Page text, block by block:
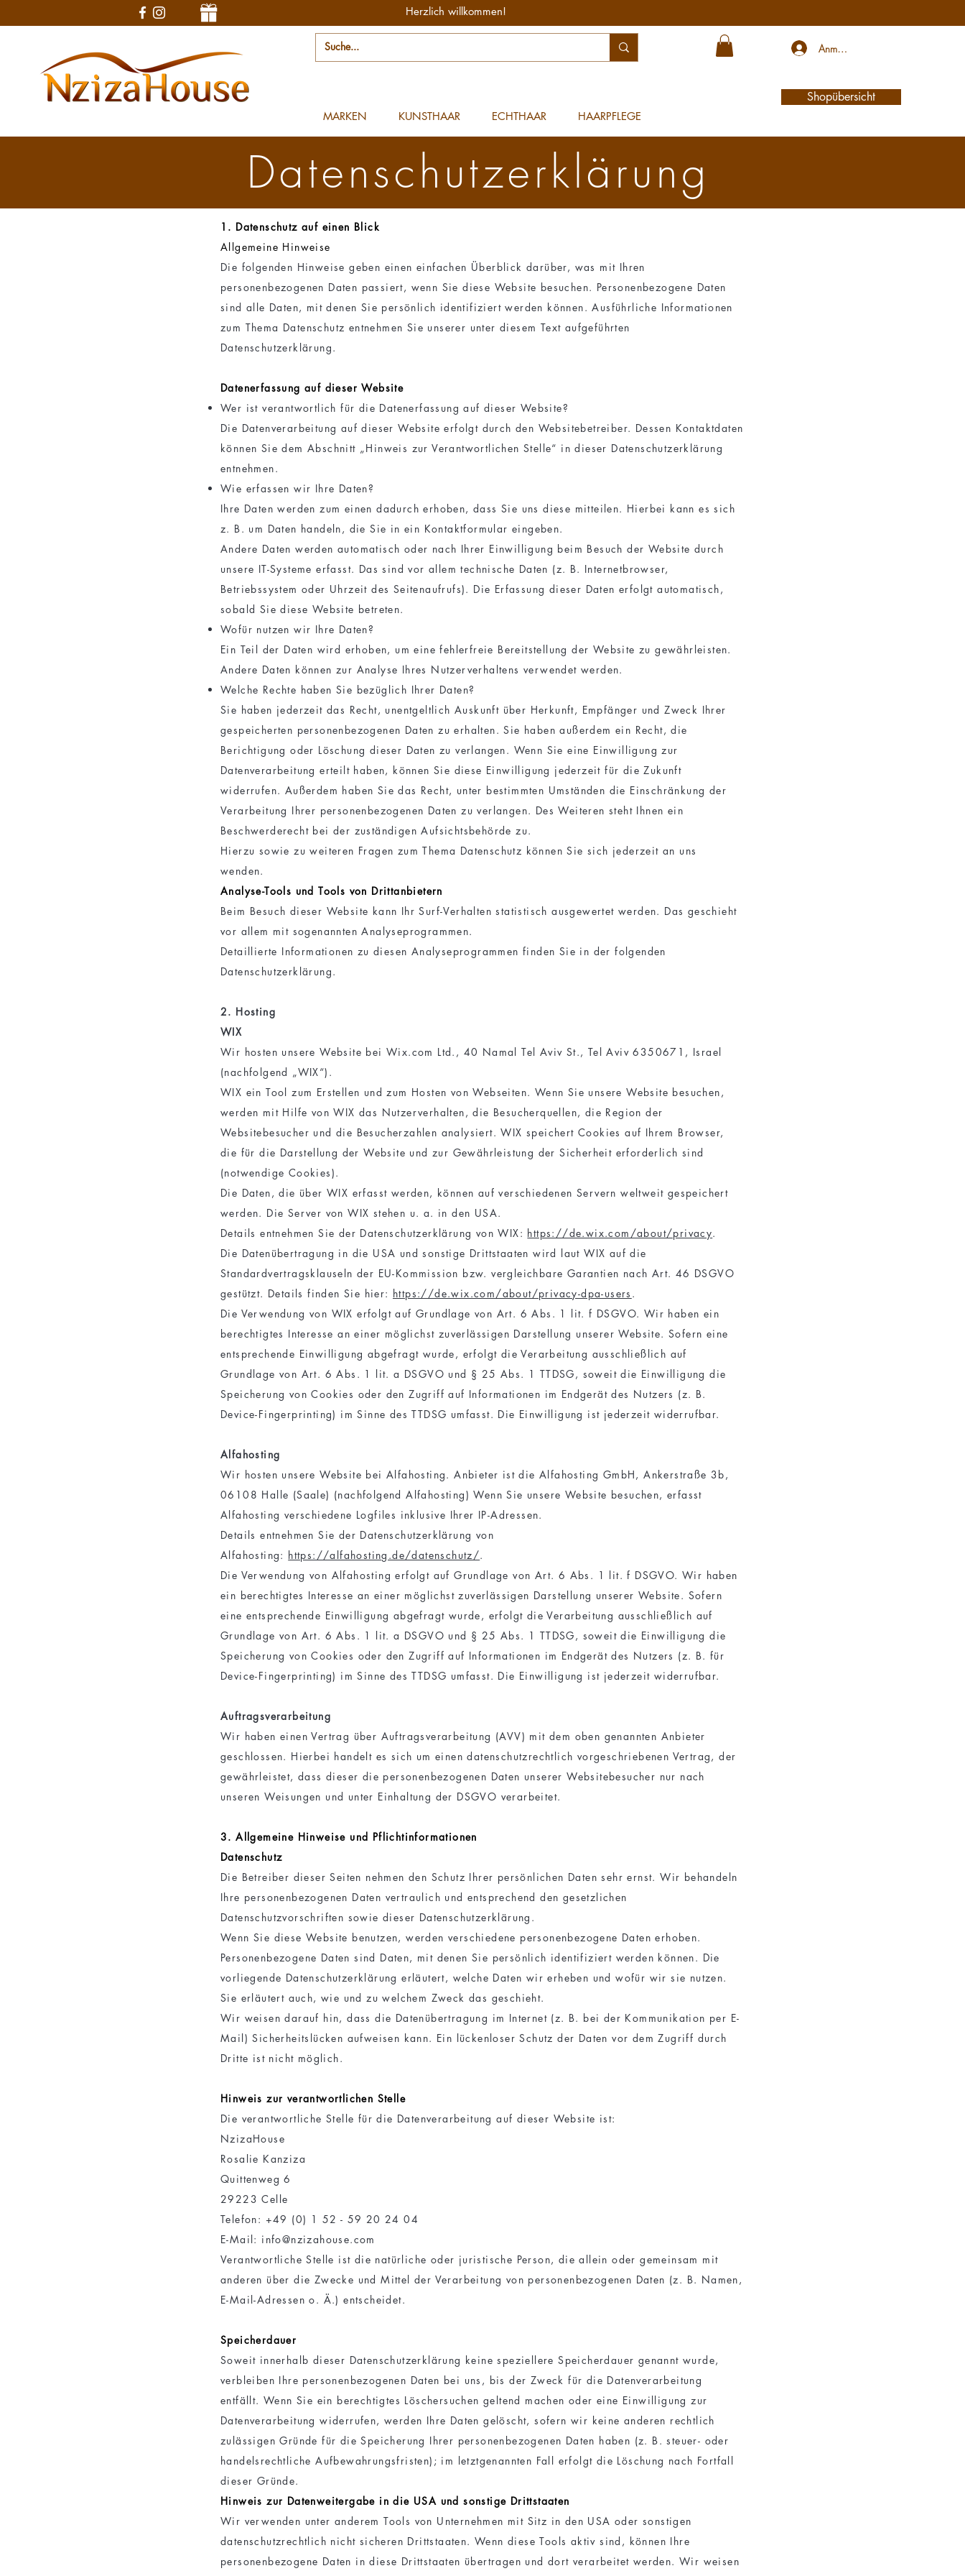
MARKEN KUNSTHAAR ECHTHAAR HAARPFLEGE
Anmelden
Shopübersicht
Herzlich willkommen!
Datenschutzerklärung
1. Datenschutz auf einen Blick
Allgemeine Hinweise
Die folgenden Hinweise geben einen einfachen Überblick darüber, was mit Ihren
personenbezogenen Daten passiert, wenn Sie diese Website besuchen. Personenbezogene Daten
sind alle Daten, mit denen Sie persönlich identifiziert werden können. Ausführliche Informationen
zum Thema Datenschutz entnehmen Sie unserer unter diesem Text aufgeführten
Datenschutzerklärung.
Datenerfassung auf dieser Website
Wer ist verantwortlich für die Datenerfassung auf dieser Website?
Die Datenverarbeitung auf dieser Website erfolgt durch den Websitebetreiber. Dessen Kontaktdaten
können Sie dem Abschnitt „Hinweis zur Verantwortlichen Stelle“ in dieser Datenschutzerklärung
entnehmen.
Wie erfassen wir Ihre Daten?
Ihre Daten werden zum einen dadurch erhoben, dass Sie uns diese mitteilen. Hierbei kann es sich
z. B. um Daten handeln, die Sie in ein Kontaktformular eingeben.
Andere Daten werden automatisch oder nach Ihrer Einwilligung beim Besuch der Website durch
unsere IT-Systeme erfasst. Das sind vor allem technische Daten (z. B. Internetbrowser,
Betriebssystem oder Uhrzeit des Seitenaufrufs). Die Erfassung dieser Daten erfolgt automatisch,
sobald Sie diese Website betreten.
Wofür nutzen wir Ihre Daten?
Ein Teil der Daten wird erhoben, um eine fehlerfreie Bereitstellung der Website zu gewährleisten.
Andere Daten können zur Analyse Ihres Nutzerverhaltens verwendet werden.
Welche Rechte haben Sie bezüglich Ihrer Daten?
Sie haben jederzeit das Recht, unentgeltlich Auskunft über Herkunft, Empfänger und Zweck Ihrer
gespeicherten personenbezogenen Daten zu erhalten. Sie haben außerdem ein Recht, die
Berichtigung oder Löschung dieser Daten zu verlangen. Wenn Sie eine Einwilligung zur
Datenverarbeitung erteilt haben, können Sie diese Einwilligung jederzeit für die Zukunft
widerrufen. Außerdem haben Sie das Recht, unter bestimmten Umständen die Einschränkung der
Verarbeitung Ihrer personenbezogenen Daten zu verlangen. Des Weiteren steht Ihnen ein
Beschwerderecht bei der zuständigen Aufsichtsbehörde zu.
Hierzu sowie zu weiteren Fragen zum Thema Datenschutz können Sie sich jederzeit an uns
wenden.
Analyse-Tools und Tools von Dritt­anbietern
Beim Besuch dieser Website kann Ihr Surf-Verhalten statistisch ausgewertet werden. Das geschieht
vor allem mit sogenannten Analyseprogrammen.
Detaillierte Informationen zu diesen Analyseprogrammen finden Sie in der folgenden
Datenschutzerklärung.
2. Hosting
WIX
Wir hosten unsere Website bei Wix.com Ltd., 40 Namal Tel Aviv St., Tel Aviv 6350671, Israel
(nachfolgend „WIX“).
WIX ein Tool zum Erstellen und zum Hosten von Webseiten. Wenn Sie unsere Website besuchen,
werden mit Hilfe von WIX das Nutzerverhalten, die Besucherquellen, die Region der
Websitebesucher und die Besucherzahlen analysiert. WIX speichert Cookies auf Ihrem Browser,
die für die Darstellung der Website und zur Gewährleistung der Sicherheit erforderlich sind
(notwendige Cookies).
Die Daten, die über WIX erfasst werden, können auf verschiedenen Servern weltweit gespeichert
werden. Die Server von WIX stehen u. a. in den USA.
Details entnehmen Sie der Datenschutzerklärung von WIX: https://de.wix.com/about/privacy.
Die Datenübertragung in die USA und sonstige Drittstaaten wird laut WIX auf die
Standardvertragsklauseln der EU-Kommission bzw. vergleichbare Garantien nach Art. 46 DSGVO
gestützt. Details finden Sie hier: https://de.wix.com/about/privacy-dpa-users .
Die Verwendung von WIX erfolgt auf Grundlage von Art. 6 Abs. 1 lit. f DSGVO. Wir haben ein
berechtigtes Interesse an einer möglichst zuverlässigen Darstellung unserer Website. Sofern eine
entsprechende Einwilligung abgefragt wurde, erfolgt die Verarbeitung ausschließlich auf
Grundlage von Art. 6 Abs. 1 lit. a DSGVO und § 25 Abs. 1 TTDSG, soweit die Einwilligung die
Speicherung von Cookies oder den Zugriff auf Informationen im Endgerät des Nutzers (z. B.
Device-Fingerprinting) im Sinne des TTDSG umfasst. Die Einwilligung ist jederzeit widerrufbar.
Alfahosting
Wir hosten unsere Website bei Alfahosting. Anbieter ist die Alfahosting GmbH, Ankerstraße 3b,
06108 Halle (Saale) (nachfolgend Alfahosting) Wenn Sie unsere Website besuchen, erfasst
Alfahosting verschiedene Logfiles inklusive Ihrer IP-Adressen.
Details entnehmen Sie der Datenschutzerklärung von
Alfahosting: https://alfahosting.de/datenschutz/.
Die Verwendung von Alfahosting erfolgt auf Grundlage von Art. 6 Abs. 1 lit. f DSGVO. Wir haben
ein berechtigtes Interesse an einer möglichst zuverlässigen Darstellung unserer Website. Sofern
eine entsprechende Einwilligung abgefragt wurde, erfolgt die Verarbeitung ausschließlich auf
Grundlage von Art. 6 Abs. 1 lit. a DSGVO und § 25 Abs. 1 TTDSG, soweit die Einwilligung die
Speicherung von Cookies oder den Zugriff auf Informationen im Endgerät des Nutzers (z. B. für
Device-Fingerprinting) im Sinne des TTDSG umfasst. Die Einwilligung ist jederzeit widerrufbar.
Auftragsverarbeitung
Wir haben einen Vertrag über Auftragsverarbeitung (AVV) mit dem oben genannten Anbieter
geschlossen. Hierbei handelt es sich um einen datenschutzrechtlich vorgeschriebenen Vertrag, der
gewährleistet, dass dieser die personenbezogenen Daten unserer Websitebesucher nur nach
unseren Weisungen und unter Einhaltung der DSGVO verarbeitet.
3. Allgemeine Hinweise und Pflicht­informationen
Datenschutz
Die Betreiber dieser Seiten nehmen den Schutz Ihrer persönlichen Daten sehr ernst. Wir behandeln
Ihre personenbezogenen Daten vertraulich und entsprechend den gesetzlichen
Datenschutzvorschriften sowie dieser Datenschutzerklärung.
Wenn Sie diese Website benutzen, werden verschiedene personenbezogene Daten erhoben.
Personenbezogene Daten sind Daten, mit denen Sie persönlich identifiziert werden können. Die
vorliegende Datenschutzerklärung erläutert, welche Daten wir erheben und wofür wir sie nutzen.
Sie erläutert auch, wie und zu welchem Zweck das geschieht.
Wir weisen darauf hin, dass die Datenübertragung im Internet (z. B. bei der Kommunikation per E-
Mail) Sicherheitslücken aufweisen kann. Ein lückenloser Schutz der Daten vor dem Zugriff durch
Dritte ist nicht möglich.
Hinweis zur verantwortlichen Stelle
Die verantwortliche Stelle für die Datenverarbeitung auf dieser Website ist:
NzizaHouse
Rosalie Kanziza
Quittenweg 6
29223 Celle
Telefon: +49 (0) 1 52 - 59 20 24 04
E-Mail: info@nzizahouse.com
Verantwortliche Stelle ist die natürliche oder juristische Person, die allein oder gemeinsam mit
anderen über die Zwecke und Mittel der Verarbeitung von personenbezogenen Daten (z. B. Namen,
E-Mail-Adressen o. Ä.) entscheidet.
Speicherdauer
Soweit innerhalb dieser Datenschutzerklärung keine speziellere Speicherdauer genannt wurde,
verbleiben Ihre personenbezogenen Daten bei uns, bis der Zweck für die Datenverarbeitung
entfällt. Wenn Sie ein berechtigtes Löschersuchen geltend machen oder eine Einwilligung zur
Datenverarbeitung widerrufen, werden Ihre Daten gelöscht, sofern wir keine anderen rechtlich
zulässigen Gründe für die Speicherung Ihrer personenbezogenen Daten haben (z. B. steuer- oder
handelsrechtliche Aufbewahrungsfristen); im letztgenannten Fall erfolgt die Löschung nach Fortfall
dieser Gründe.
Hinweis zur Datenweitergabe in die USA und sonstige Drittstaaten
Wir verwenden unter anderem Tools von Unternehmen mit Sitz in den USA oder sonstigen
datenschutzrechtlich nicht sicheren Drittstaaten. Wenn diese Tools aktiv sind, können Ihre
personenbezogene Daten in diese Drittstaaten übertragen und dort verarbeitet werden. Wir weisen